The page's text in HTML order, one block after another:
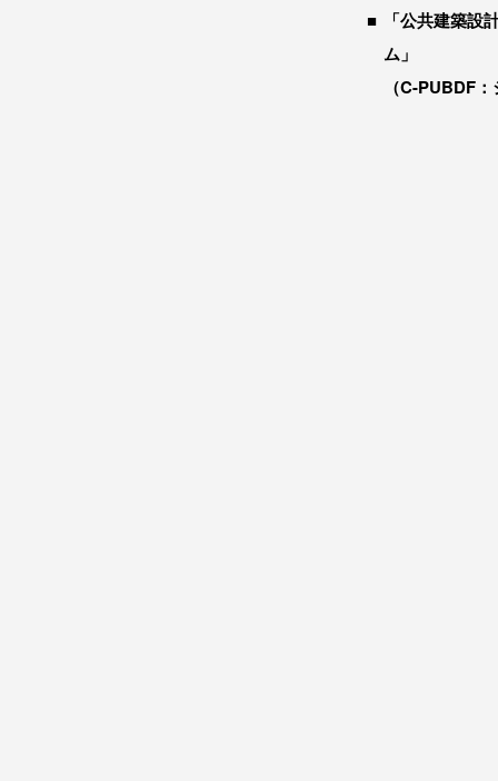
「公共建築設
ム」
（C-PUBDF